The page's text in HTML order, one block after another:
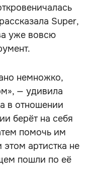
Super,
уже вовсю
немножко,
— удивила
в отношении
берёт на себя
помочь им
этом артистка не
пошли по её